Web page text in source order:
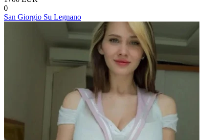
0
San Giorgio Su Legnano